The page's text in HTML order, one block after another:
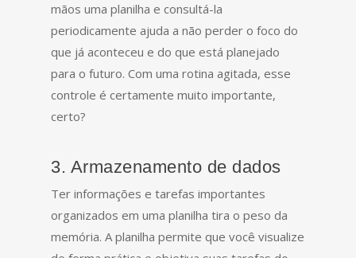
mãos uma planilha e consultá-la
periodicamente ajuda a não perder o foco do
que já aconteceu e do que está planejado
para o futuro. Com uma rotina agitada, esse
controle é certamente muito importante,
certo?
3. Armazenamento de dados
Ter informações e tarefas importantes
organizados em uma planilha tira o peso da
memória. A planilha permite que você visualize